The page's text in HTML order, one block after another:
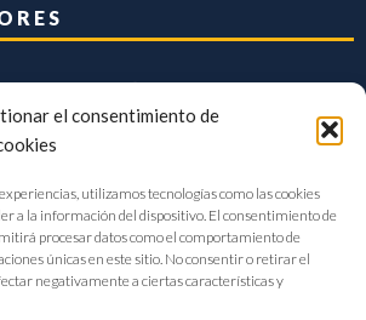
el consentimiento de
utilizamos tecnologías como las cookies
a la información del dispositivo. El consentimiento de
procesar datos como el comportamiento de
únicas en este sitio. No consentir o retirar el
negativamente a ciertas características y